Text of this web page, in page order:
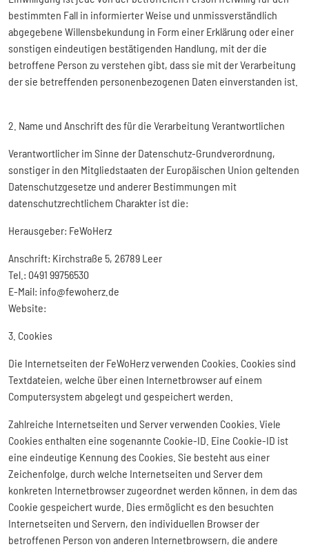
bestimmten Fall in informierter Weise und unmissverständlich
abgegebene Willensbekundung in Form einer Erklärung oder einer
sonstigen eindeutigen bestätigenden Handlung, mit der die
betroffene Person zu verstehen gibt, dass sie mit der Verarbeitung
der sie betreffenden personenbezogenen Daten einverstanden ist.
2. Name und Anschrift des für die Verarbeitung Verantwortlichen
Verantwortlicher im Sinne der Datenschutz-Grundverordnung,
sonstiger in den Mitgliedstaaten der Europäischen Union geltenden
Datenschutzgesetze und anderer Bestimmungen mit
datenschutzrechtlichem Charakter ist die:
Herausgeber: FeWoHerz
Anschrift: Kirchstraße 5, 26789 Leer
Tel.: 0491 99756530
E-Mail: info@fewoherz.de
Website:
3. Cookies
Die Internetseiten der FeWoHerz verwenden Cookies. Cookies sind
Textdateien, welche über einen Internetbrowser auf einem
Computersystem abgelegt und gespeichert werden.
Zahlreiche Internetseiten und Server verwenden Cookies. Viele
Cookies enthalten eine sogenannte Cookie-ID. Eine Cookie-ID ist
eine eindeutige Kennung des Cookies. Sie besteht aus einer
Zeichenfolge, durch welche Internetseiten und Server dem
konkreten Internetbrowser zugeordnet werden können, in dem das
Cookie gespeichert wurde. Dies ermöglicht es den besuchten
Internetseiten und Servern, den individuellen Browser der
betroffenen Person von anderen Internetbrowsern, die andere